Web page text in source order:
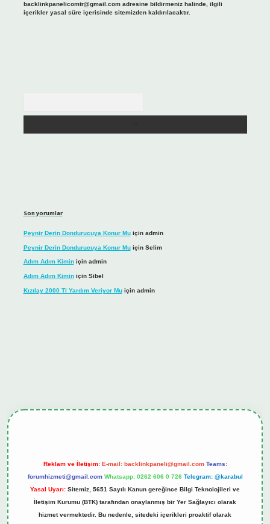
backlinkpanelicomtr@gmail.comadresine bildirmeniz halinde, ilgili
içerikler yasal süre içerisinde sitemizden kaldırılacaktır.
Son yorumlar
Peynir Derin Dondurucuya Konur Muiçin admin
Peynir Derin Dondurucuya Konur Muiçin Selim
Adım Adım Kiminiçin admin
Adım Adım Kiminiçin Sibel
Kızılay 2000 Tl Yardım Veriyor Muiçin admin
Reklam ve İletişim: E-mail: backlinkpaneli@gmail.com Teams:
forumhizmeti@gmail.com Whatsapp: 0262 606 0 726 Telegram: @karabul
Yasal Uyarı: Sitemiz, 5651 Sayılı Kanun gereğince Bilgi Teknolojileri ve
İletişim Kurumu (BTK) tarafından onaylanmış bir Yer Sağlayıcı olarak
hizmet vermektedir. Bu nedenle, sitedeki içerikleri proaktif olarak